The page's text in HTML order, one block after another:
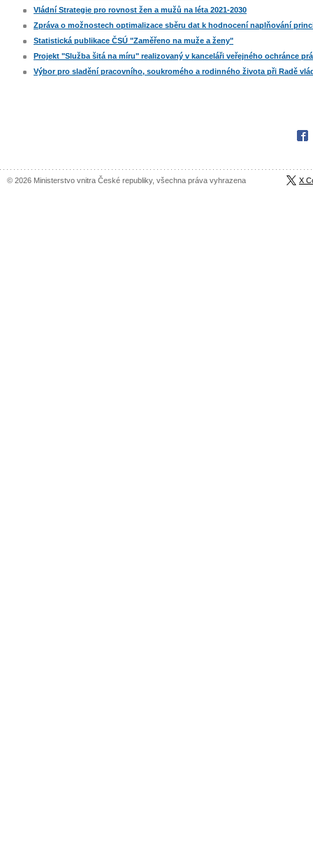
Vládní Strategie pro rovnost žen a mužů na léta 2021-2030
Zpráva o možnostech optimalizace sběru dat k hodnocení naplňování
Statistická publikace ČSÚ "Zaměřeno na muže a ženy"
Projekt "Služba šitá na míru" realizovaný v kanceláři veřejného ochránce
Výbor pro sladění pracovního, soukromého a rodinného života při Radě
© 2026 Ministerstvo vnitra České republiky, všechna práva vyhrazena X